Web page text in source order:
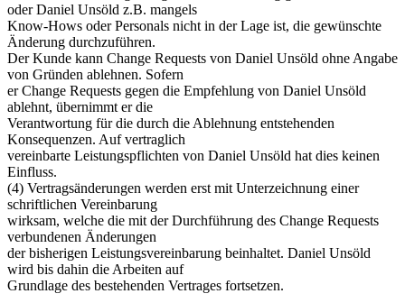
oder Daniel Unsöld z.B. mangels
Know-Hows oder Personals nicht in der Lage ist, die gewünschte
Änderung durchzuführen.
Der Kunde kann Change Requests von Daniel Unsöld ohne Angabe
von Gründen ablehnen. Sofern
er Change Requests gegen die Empfehlung von Daniel Unsöld
ablehnt, übernimmt er die
Verantwortung für die durch die Ablehnung entstehenden
Konsequenzen. Auf vertraglich
vereinbarte Leistungspflichten von Daniel Unsöld hat dies keinen
Einfluss.
(4) Vertragsänderungen werden erst mit Unterzeichnung einer
schriftlichen Vereinbarung
wirksam, welche die mit der Durchführung des Change Requests
verbundenen Änderungen
der bisherigen Leistungsvereinbarung beinhaltet. Daniel Unsöld
wird bis dahin die Arbeiten auf
Grundlage des bestehenden Vertrages fortsetzen.